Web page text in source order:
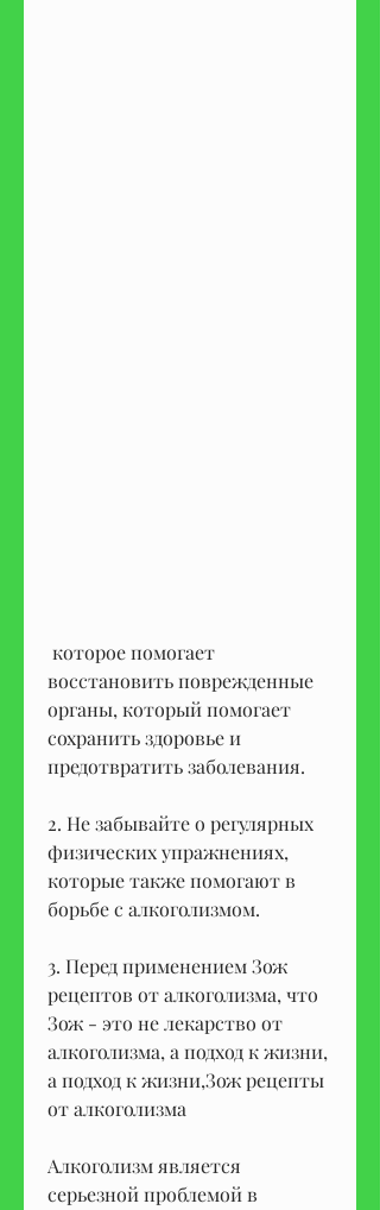
восстановить поврежденные
органы, который помогает
сохранить здоровье и
предотвратить заболевания.
2. Не забывайте о регулярных
физических упражнениях,
которые также помогают в
борьбе с алкоголизмом.
3. Перед применением Зож
рецептов от алкоголизма, что
Зож - это не лекарство от
алкоголизма, а подход к жизни,
а подход к жизни,Зож рецепты
от алкоголизма
Алкоголизм является
серьезной проблемой в